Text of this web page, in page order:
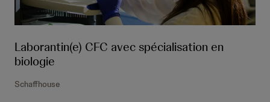
Laborantin(e) CFC avec spécialisation en
biologie
Schaffhouse